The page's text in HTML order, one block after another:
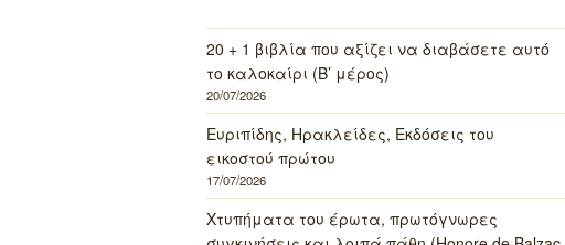
20 + 1 βιβλία που αξίζει να διαβάσετε αυτό
το καλοκαίρι (Β’ μέρος)
20/07/2026
Ευριπίδης, Ηρακλείδες, Εκδόσεις του
εικοστού πρώτου
17/07/2026
Χτυπήματα του έρωτα, πρωτόγνωρες